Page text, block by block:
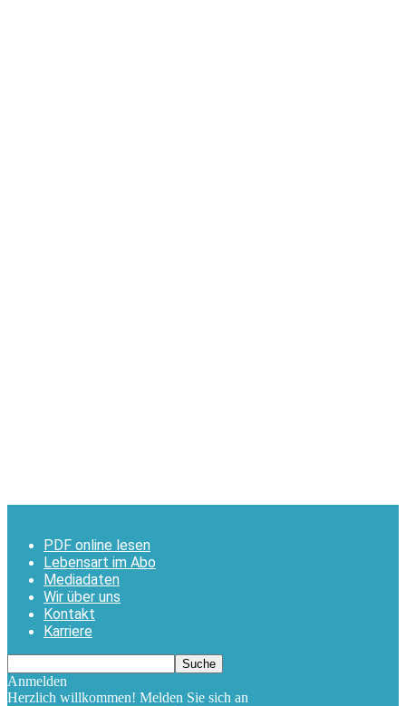
PDF online lesen
Lebensart im Abo
Mediadaten
Wir über uns
Kontakt
Karriere
Anmelden
Herzlich willkommen! Melden Sie sich an